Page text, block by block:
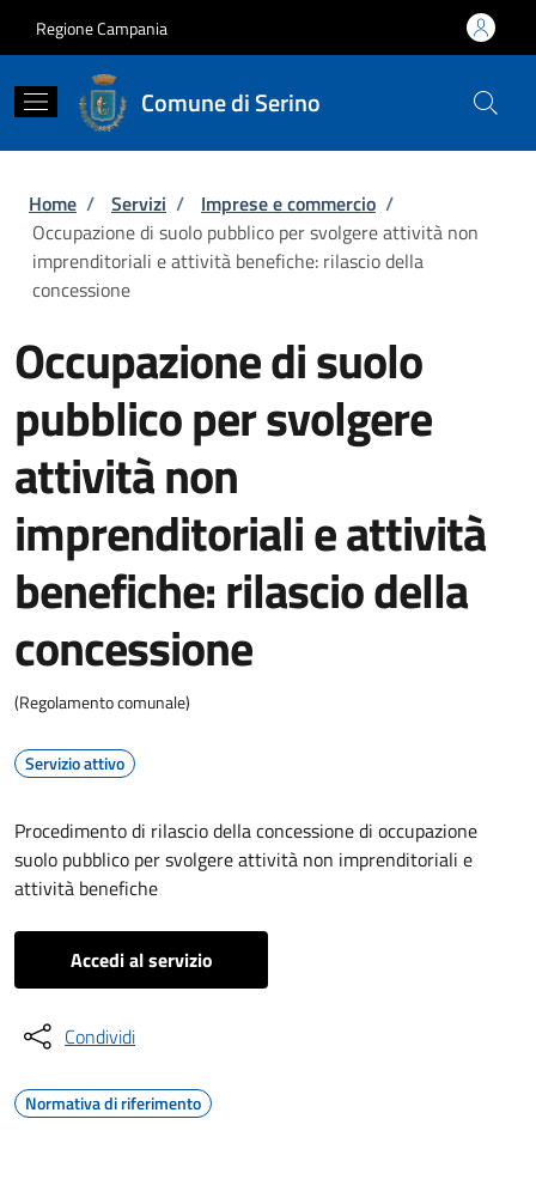
Regione Campania
Comune di Serino
Briciole di pane
Home / Servizi / Imprese e commercio /
Occupazione di suolo pubblico per svolgere attività non
imprenditoriali e attività benefiche: rilascio della
concessione
Occupazione di suolo
pubblico per svolgere
attività non
imprenditoriali e attività
benefiche: rilascio della
concessione
(Regolamento comunale)
Servizio attivo
Procedimento di rilascio della concessione di occupazione
suolo pubblico per svolgere attività non imprenditoriali e
attività benefiche
Accedi al servizio
Condividi
Normativa di riferimento